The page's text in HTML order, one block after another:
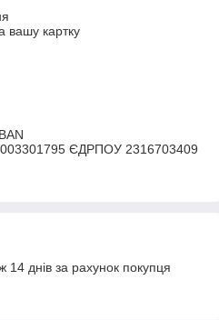
вашу картку
ЄДРПОУ 2316703409
днів за рахунок покупця